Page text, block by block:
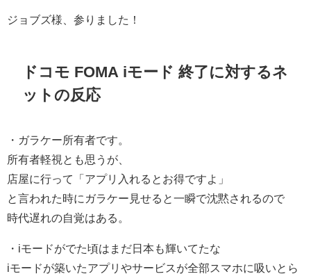
ジョブズ様、参りました！
ドコモ FOMA iモード 終了に対するネ
ットの反応
・ガラケー所有者です。
所有者軽視とも思うが、
店屋に行って「アプリ入れるとお得ですよ」
と言われた時にガラケー見せると一瞬で沈黙されるので
時代遅れの自覚はある。
・iモードがでた頃はまだ日本も輝いてたな
iモードが築いたアプリやサービスが全部スマホに吸いとら